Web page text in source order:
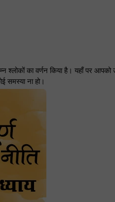
श्लोकों का वर्णन किया है। यहाँ पर
समस्या ना हो।